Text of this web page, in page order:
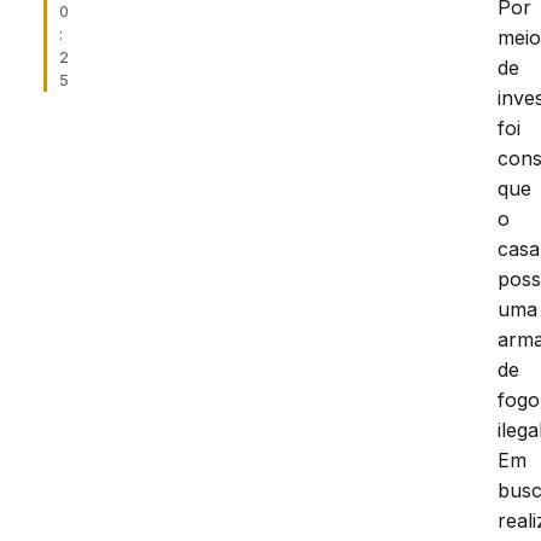
0
:
2
5
Por
meio
de
foi
que
o
uma
de
fogo
Em